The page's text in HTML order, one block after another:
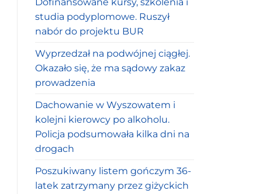
studia podyplomowe. Ruszył
nabór do projektu BUR
Wyprzedzał na podwójnej ciągłej.
Okazało się, że ma sądowy zakaz
prowadzenia
Dachowanie w Wyszowatem i
kolejni kierowcy po alkoholu.
Policja podsumowała kilka dni na
drogach
Poszukiwany listem gończym 36-
latek zatrzymany przez giżyckich